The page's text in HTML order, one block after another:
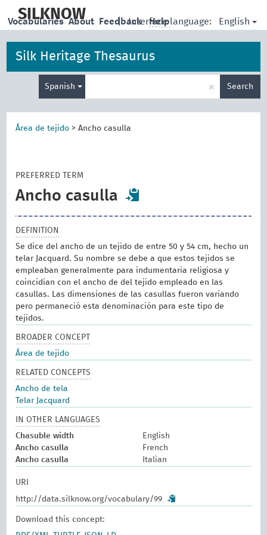
main
SILKNOW | Interface language: English
Vocabularies About Feedback Help
Silk Heritage Thesaurus
Spanish × Search
Área de tejido >Ancho casulla
PREFERRED TERM
Ancho casulla
DEFINITION
Se dice del ancho de un tejido de entre 50 y 54 cm, hecho un
telar Jacquard. Su nombre se debe a que estos tejidos se
empleaban generalmente para indumentaria religiosa y
coincidían con el ancho de del tejido empleado en las
casullas. Las dimensiones de las casullas fueron variando
pero permaneció esta denominación para este tipo de
tejidos.
BROADER CONCEPT
Área de tejido
RELATED CONCEPTS
Ancho de tela
Telar Jacquard
IN OTHER LANGUAGES
Chasuble width
English
Ancho casulla
French
Ancho casulla
Italian
URI
http://data.silknow.org/vocabulary/99
Download this concept: